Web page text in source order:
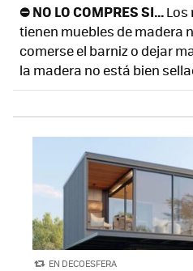
⛔ NO LO COMPRES SI...Los
tienen muebles de madera
comerse el barniz o dejar
la madera no está bien
EN DECOESFERA